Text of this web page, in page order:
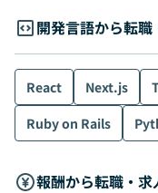
開発言語から転
React Next.js
Ruby on Rails
報酬から転職・求